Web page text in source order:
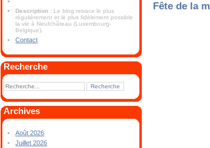
Description : Le blog retrace le plus
régulièrement et le plus fidèlement possible
la vie à Neufchâteau (Luxembourg-
Belgique).
Contact
Recherche
Archives
Août 2026
Juillet 2026
Fête de la